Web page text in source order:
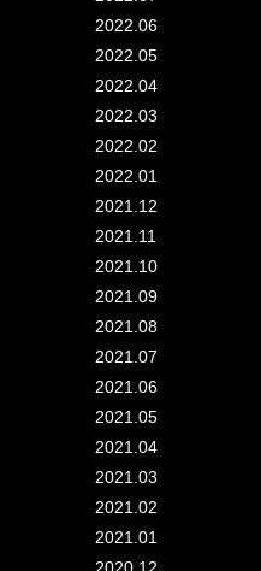
2022.06
2022.05
2022.04
2022.03
2022.02
2022.01
2021.12
2021.11
2021.10
2021.09
2021.08
2021.07
2021.06
2021.05
2021.04
2021.03
2021.02
2021.01